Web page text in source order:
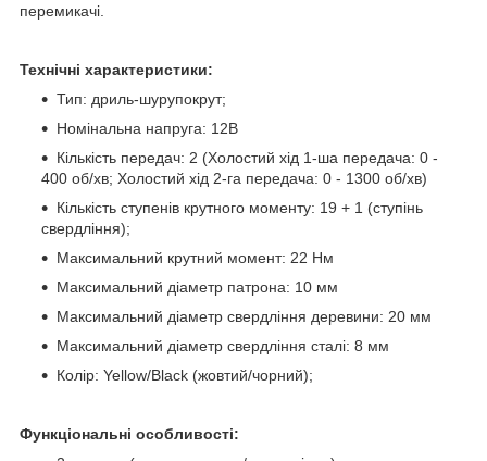
перемикачі.
Технічні характеристики:
Тип: дриль-шурупокрут;
Номінальна напруга: 12В
Кількість передач: 2 (Холостий хід 1-ша передача: 0 -
400 об/хв; Холостий хід 2-га передача: 0 - 1300 об/хв)
Кількість ступенів крутного моменту: 19 + 1 (ступінь
свердління);
Максимальний крутний момент: 22 Нм
Максимальний діаметр патрона: 10 мм
Максимальний діаметр свердління деревини: 20 мм
Максимальний діаметр свердління сталі: 8 мм
Колір: Yellow/Black (жовтий/чорний);
Функціональні особливості: